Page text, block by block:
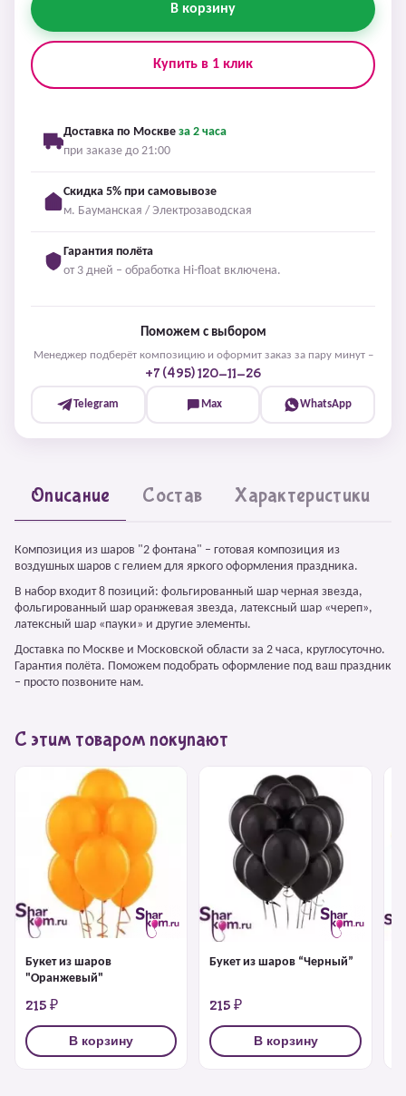
В корзину
Купить в 1 клик
Доставка по Москве за 2 часа
при заказе до 21:00
Скидка 5% при самовывозе
м. Бауманская / Электрозаводская
Гарантия полёта
от 3 дней – обработка Hi-float включена.
Поможем с выбором
Менеджер подберёт композицию и оформит заказ за пару минут –
+7 (495) 120-11-26
Telegram Max WhatsApp
Описание Состав Характеристики
Композиция из шаров "2 фонтана" – готовая композиция из
воздушных шаров с гелием для яркого оформления праздника.
В набор входит 8 позиций: фольгированный шар черная звезда,
фольгированный шар оранжевая звезда, латексный шар «череп»,
латексный шар «пауки» и другие элементы.
Доставка по Москве и Московской области за 2 часа, круглосуточно.
Гарантия полёта. Поможем подобрать оформление под ваш праздник
– просто позвоните нам.
С этим товаром покупают
Букет из шаров
"Оранжевый"
215 ₽
В корзину
Букет из шаров “Черный”
215 ₽
В корзину